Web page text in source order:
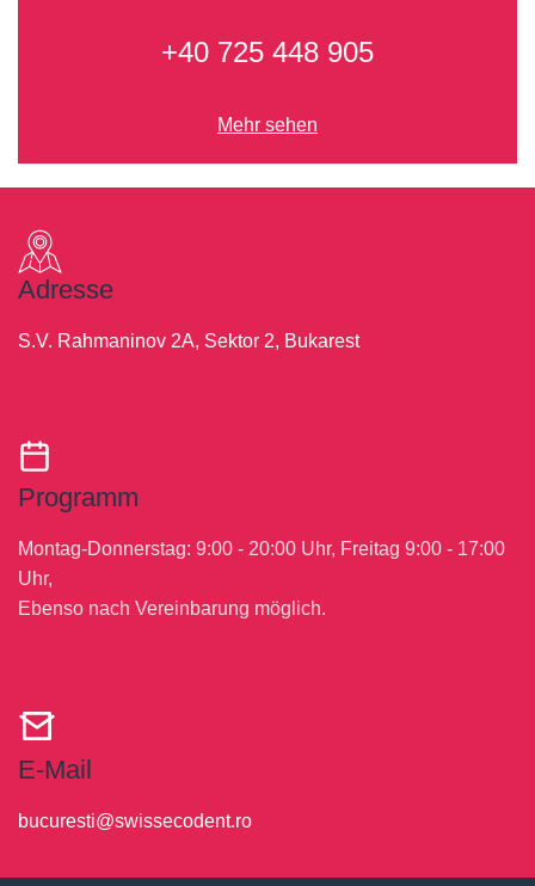
+40 725 448 905
Mehr sehen
Adresse
S.V. Rahmaninov 2A, Sektor 2, Bukarest
Programm
Montag-Donnerstag: 9:00 - 20:00 Uhr, Freitag 9:00 - 17:00
Uhr,
Ebenso nach Vereinbarung möglich.
E-Mail
bucuresti@swissecodent.ro